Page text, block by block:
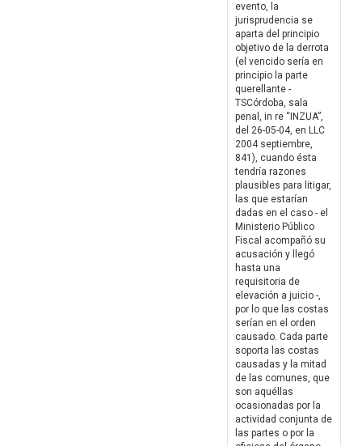
evento, la
jurisprudencia se
aparta del principio
objetivo de la derrota
(el vencido sería en
principio la parte
querellante -
TSCórdoba, sala
penal, in re “INZUA”,
del 26-05-04, en LLC
2004 septiembre,
841), cuando ésta
tendría razones
plausibles para litigar,
las que estarían
dadas en el caso - el
Ministerio Público
Fiscal acompañó su
acusación y llegó
hasta una
requisitoria de
elevación a juicio -,
por lo que las costas
serían en el orden
causado. Cada parte
soporta las costas
causadas y la mitad
de las comunes, que
son aquéllas
ocasionadas por la
actividad conjunta de
las partes o por la